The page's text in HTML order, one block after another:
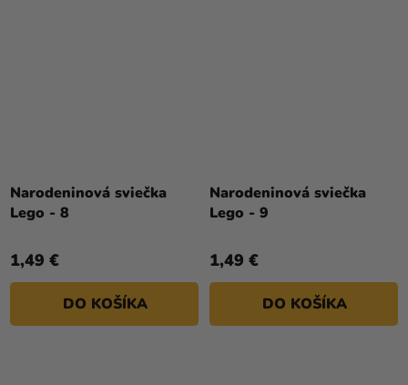
Narodeninová sviečka
Lego - 8
1,49 €
DO KOŠÍKA
Narodeninová sviečka
Lego - 9
1,49 €
DO KOŠÍKA